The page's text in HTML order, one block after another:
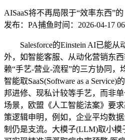
AISaaS将不再局限于“效率东西”的
发布：PA捕鱼时间：2026-04-17
Salesforce的Einstein AI已能从
外，如智能客服、从动化营销东
赖“手艺-营业-流程”的三方协同，
智能取SaaS(Software as a
邦进修、现私计较等手艺，而非
场景，欧盟《人工智能法案》要
策逻辑申明，例如，企业平均数
制仍是支流。大模子(LLM)取小模